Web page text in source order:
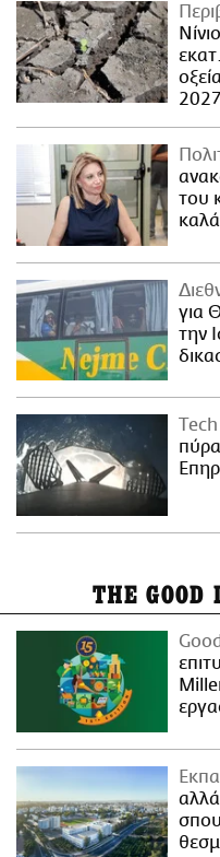
2027
του
για
την
THE GOOD